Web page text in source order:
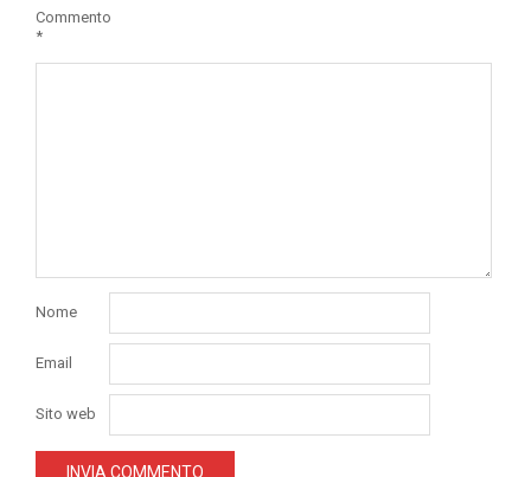
Commento
*
Nome
Email
Sito web